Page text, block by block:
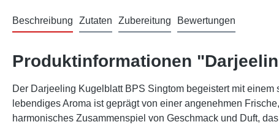
Beschreibung Zutaten Zubereitung Bewertungen
Produktinformationen
Der Darjeeling Kugelblatt BPS Singtom begeistert mit
lebendiges Aroma ist geprägt von einer angenehmen
harmonisches Zusammenspiel von Geschmack und Duft,